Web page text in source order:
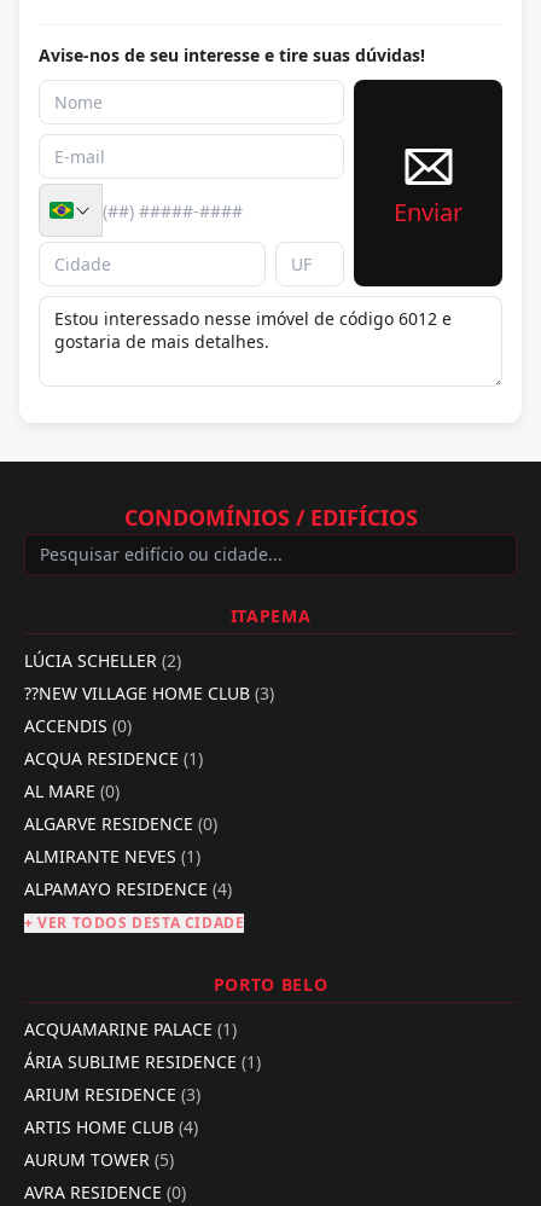
Avise-nos de seu interesse e tire suas dúvidas!
Enviar
CONDOMÍNIOS / EDIFÍCIOS
ITAPEMA
LÚCIA SCHELLER (2)
??NEW VILLAGE HOME CLUB (3)
ACCENDIS (0)
ACQUA RESIDENCE (1)
AL MARE (0)
ALGARVE RESIDENCE (0)
ALMIRANTE NEVES (1)
ALPAMAYO RESIDENCE (4)
+ VER TODOS DESTA CIDADE
PORTO BELO
ACQUAMARINE PALACE (1)
ÁRIA SUBLIME RESIDENCE (1)
ARIUM RESIDENCE (3)
ARTIS HOME CLUB (4)
AURUM TOWER (5)
AVRA RESIDENCE (0)